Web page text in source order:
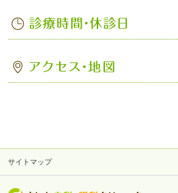
サイトマップ